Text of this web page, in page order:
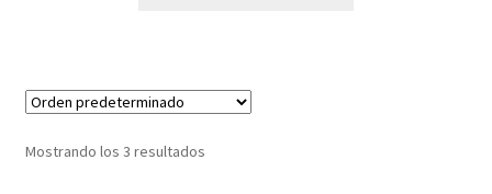
Mostrando los 3 resultados